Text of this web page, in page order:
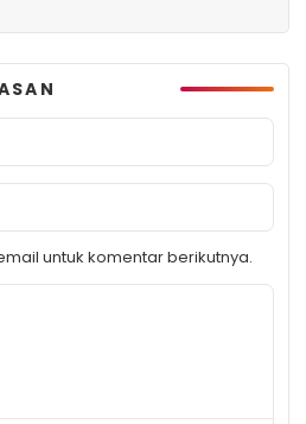
untuk komentar berikutnya.